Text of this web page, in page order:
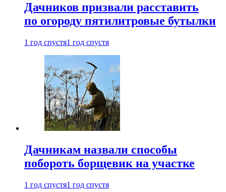
Дачников призвали расставить
по огороду пятилитровые бутылки
1 год спустя1 год спустя
Дачникам назвали способы
побороть борщевик на участке
1 год спустя1 год спустя